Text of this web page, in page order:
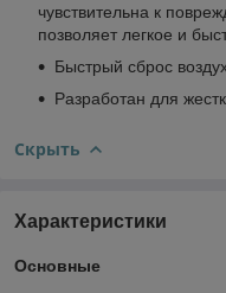
чувствительна к
позволяет легкое и
Быстрый сброс
Разработан для
Скрыть
Характеристики
Основные